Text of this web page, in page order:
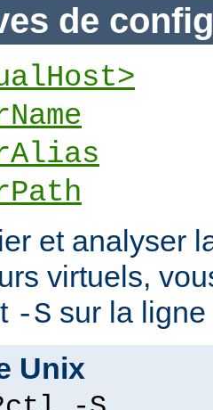
de
et analyser
virtuels,
-S sur la
Unix